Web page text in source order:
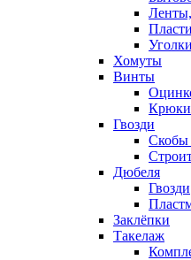
Хомуты
Винты
Крюки
Гвозди
Скобы
Дюбеля
Гвозди
Заклёпки
Такелаж